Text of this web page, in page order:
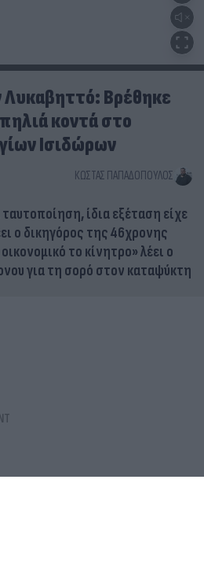
Λυκαβηττό: Βρέθηκε
κοντά στο
Ισιδώρων
ΚΏΣΤΑΣ ΠΑΠΑΔΌΠΟΥΛΟΣ
ίδια εξέταση είχε
ο δικηγόρος της 46χρονης
το κίνητρο» λέει ο
για τη σορό στον καταψύκτη